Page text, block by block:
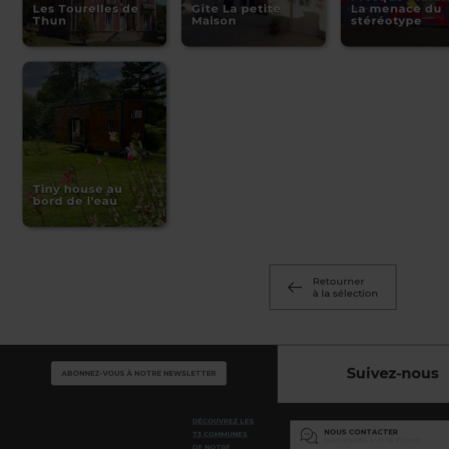
Les Tourelles de
Thun
Gîte La petite
Maison
La menace du
stéréotype
Tiny house au
bord de l’eau
Retourner
à la sélection
ABONNEZ-VOUS À NOTRE NEWSLETTER
DÉCOUVREZ LES
73 COMMUNES
DE NOTRE
Suivez-nous
NOUS CONTACTER